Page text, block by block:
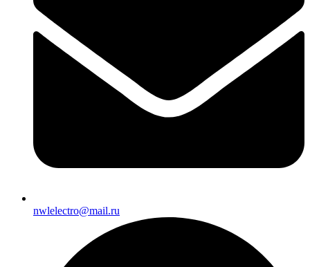
nwlelectro@mail.ru